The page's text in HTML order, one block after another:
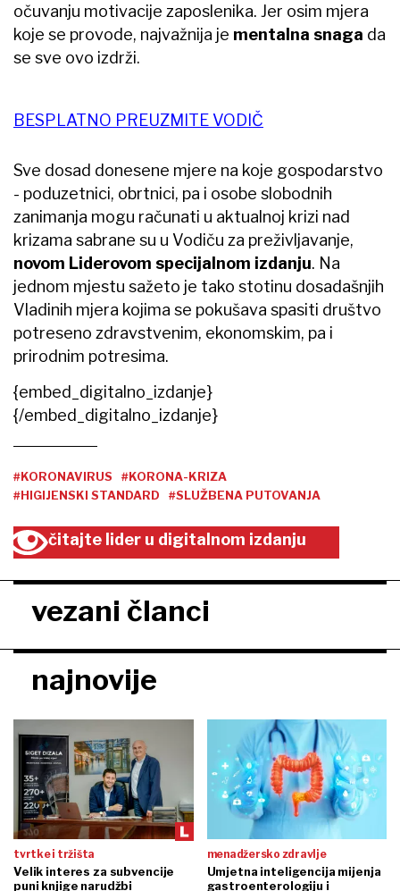
očuvanju motivacije zaposlenika. Jer osim mjera
koje se provode, najvažnija je mentalna snaga da
se sve ovo izdrži.
BESPLATNO PREUZMITE VODIČ
Sve dosad donesene mjere na koje gospodarstvo
- poduzetnici, obrtnici, pa i osobe slobodnih
zanimanja mogu računati u aktualnoj krizi nad
krizama sabrane su u Vodiču za preživljavanje,
novom Liderovom specijalnom izdanju. Na
jednom mjestu sažeto je tako stotinu dosadašnjih
Vladinih mjera kojima se pokušava spasiti društvo
potreseno zdravstvenim, ekonomskim, pa i
prirodnim potresima.
{embed_digitalno_izdanje}
{/embed_digitalno_izdanje}
#KORONAVIRUS
#KORONA-KRIZA
#HIGIJENSKI STANDARD
#SLUŽBENA PUTOVANJA
čitajte lider u digitalnom izdanju
vezani članci
najnovije
tvrtke i tržišta
Velik interes za subvencije
puni knjige narudžbi
menadžersko zdravlje
Umjetna inteligencija mijenja
gastroenterologiju i